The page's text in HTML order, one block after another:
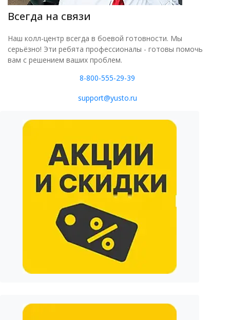
Всегда на связи
Наш колл-центр всегда в боевой готовности. Мы
серьёзно! Эти ребята профессионалы - готовы помочь
вам с решением ваших проблем.
8-800-555-29-39
support@yusto.ru